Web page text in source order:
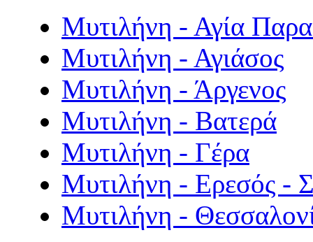
Μυτιλήνη - Αγία
Μυτιλήνη - Αγιάσος
Μυτιλήνη - Άργενος
Μυτιλήνη - Βατερά
Μυτιλήνη - Γέρα
Μυτιλήνη - Ερεσός -
Μυτιλήνη -